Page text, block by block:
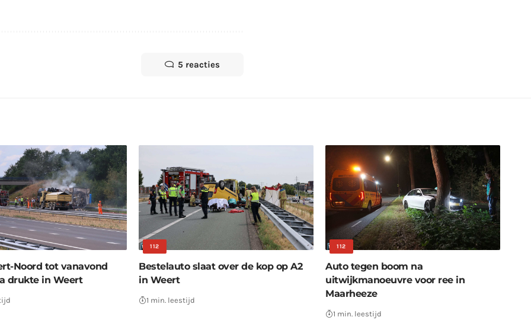
5 reacties
Noord tot vanavond
drukte in Weert
112
Bestelauto slaat over de kop op A2
in Weert
1 min. leestijd
112
Auto tegen boom na
uitwijkmanoeuvre voor ree in
Maarheeze
1 min. leestijd